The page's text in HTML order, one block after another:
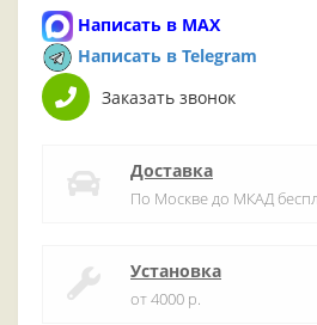
Написать в MAX
Написать в Telegram
Заказать звонок
Доставка
По Москве до МКАД
Установка
от 4000 р.